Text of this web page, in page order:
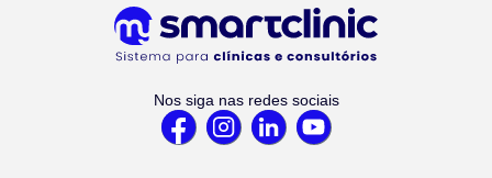
Nos siga nas redes sociais